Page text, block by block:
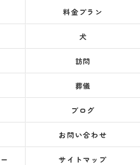
料金プラン
犬
訪問
葬儀
ブログ
お問い合わせ
サイトマップ